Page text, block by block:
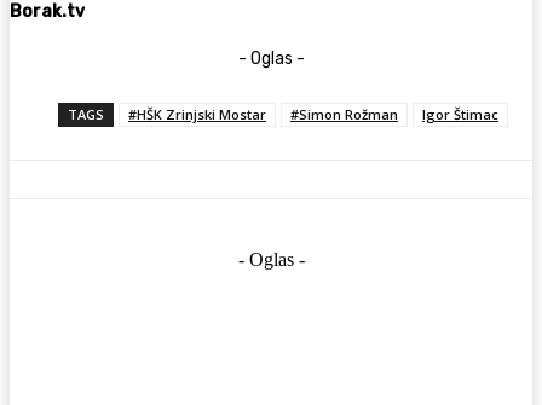
Borak.tv
- Oglas -
TAGS #HŠK Zrinjski Mostar #Simon Rožman Igor Štimac
- Oglas -